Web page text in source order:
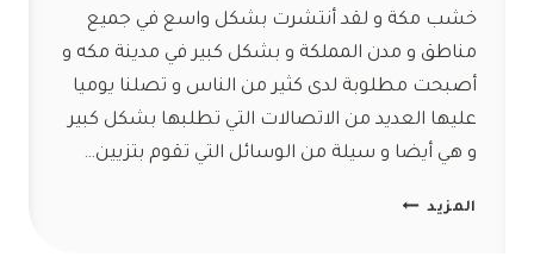
خشب مكة و لقد أنتشرت بشكل واسع في جميع
مناطق و مدن المملكة و بشكل كبير في مدينة مكه و
أصبحت مطلوبة لدى كثير من الناس و تصلنا يوميا
عليها العديد من الاتصالات التي تطلبها بشكل كبير
و هي أيضا و سيلة من الوسائل التي تقوم بتزيين…
المزيد ديكورات